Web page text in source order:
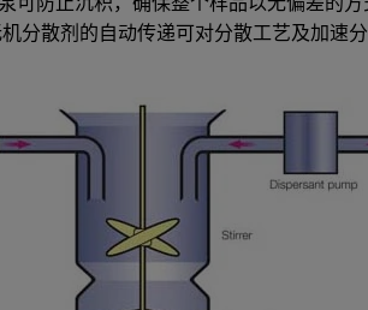
分散剂的自动传递可对分散工艺及加速分